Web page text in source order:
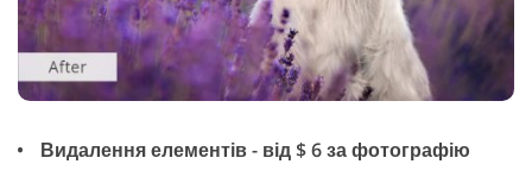
Видалення елементів - від $ 6 за фотографію